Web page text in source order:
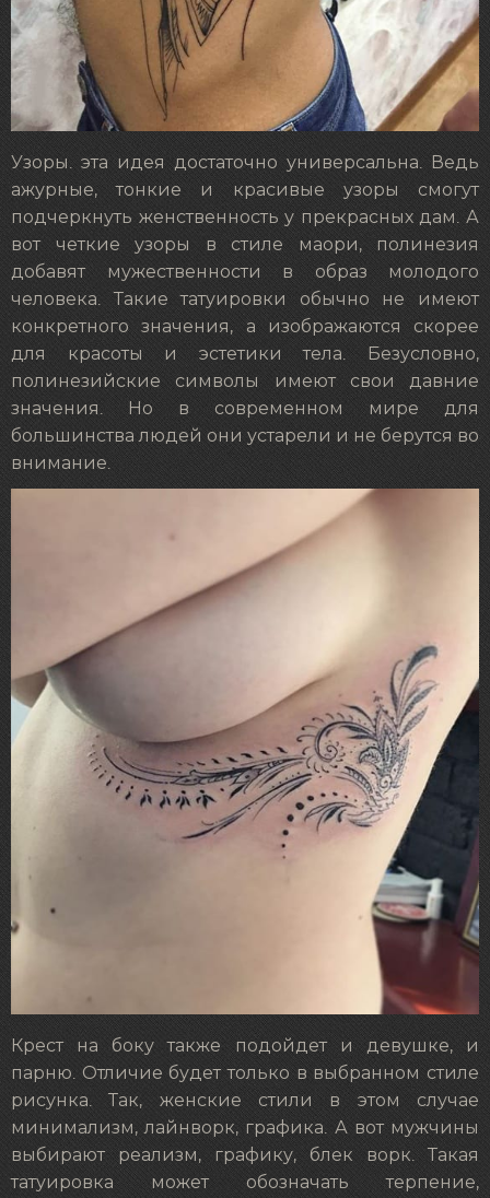
Узоры. эта идея достаточно универсальна. Ведь
ажурные, тонкие и красивые узоры смогут
подчеркнуть женственность у прекрасных дам. А
вот четкие узоры в стиле маори, полинезия
добавят мужественности в образ молодого
человека. Такие татуировки обычно не имеют
конкретного значения, а изображаются скорее
для красоты и эстетики тела. Безусловно,
полинезийские символы имеют свои давние
значения. Но в современном мире для
большинства людей они устарели и не берутся во
внимание.
Крест на боку также подойдет и девушке, и
парню. Отличие будет только в выбранном стиле
рисунка. Так, женские стили в этом случае
минимализм, лайнворк, графика. А вот мужчины
выбирают реализм, графику, блек ворк. Такая
татуировка может обозначать терпение,